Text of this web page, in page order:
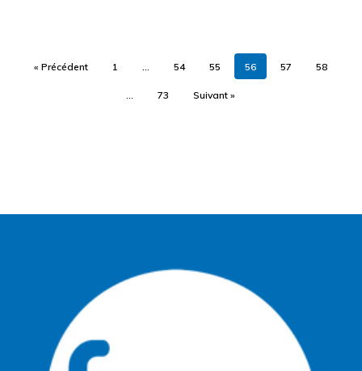
« Précédent 1 54 55 56 57 58
73 Suivant »